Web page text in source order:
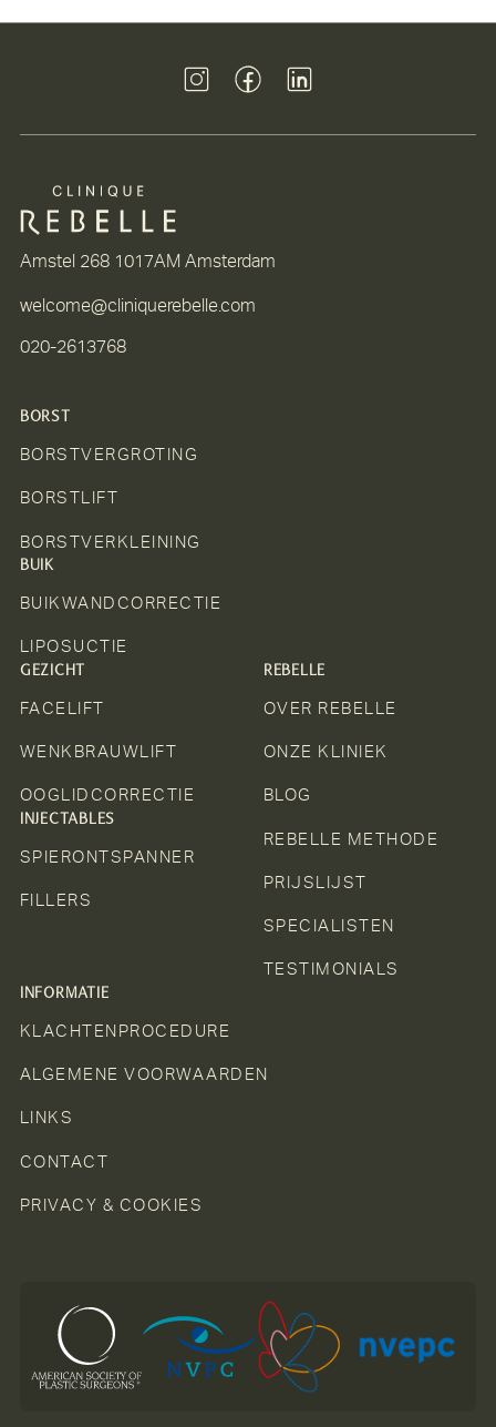
moederschap. In deze blog ontdek je wat een
helpen om je weer helemaal jezelf te voelen.
Amstel 268 1017AM Amsterdam
welcome@cliniquerebelle.com
020-2613768
BORST
BORSTVERGROTING
BORSTLIFT
BORSTVERKLEINING
BUIK
BUIKWANDCORRECTIE
LIPOSUCTIE
GEZICHT
FACELIFT
WENKBRAUWLIFT
OOGLIDCORRECTIE
INJECTABLES
SPIERONTSPANNER
FILLERS
REBELLE
OVER REBELLE
ONZE KLINIEK
BLOG
REBELLE METHODE
PRIJSLIJST
SPECIALISTEN
TESTIMONIALS
INFORMATIE
KLACHTENPROCEDURE
ALGEMENE VOORWAARDEN
LINKS
CONTACT
PRIVACY & COOKIES